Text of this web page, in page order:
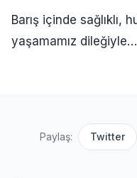
Barış içinde
yaşamamız dileğiyle…
Paylaş: Twitter